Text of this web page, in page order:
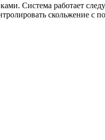
Система работает
скольжение с